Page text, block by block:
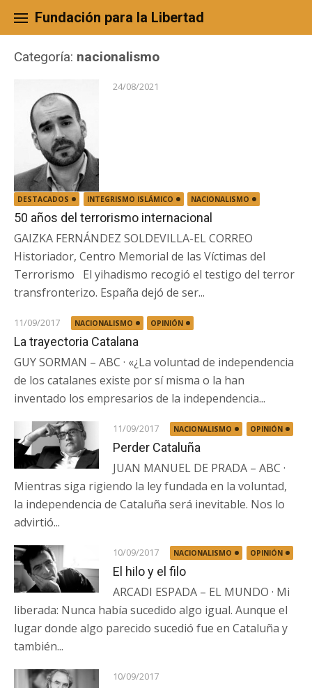
content
Fundación para la Libertad
Categoría: nacionalismo
24/08/2021
DESTACADOS INTEGRISMO ISLÁMICO NACIONALISMO
50 años del terrorismo internacional
GAIZKA FERNÁNDEZ SOLDEVILLA-EL CORREO
Historiador, Centro Memorial de las Víctimas del
Terrorismo El yihadismo recogió el testigo del terror
transfronterizo. España dejó de ser...
11/09/2017 NACIONALISMO OPINIÓN
La trayectoria Catalana
GUY SORMAN – ABC · «¿La voluntad de independencia
de los catalanes existe por sí misma o la han
inventado los empresarios de la independencia...
11/09/2017 NACIONALISMO OPINIÓN
Perder Cataluña
JUAN MANUEL DE PRADA – ABC ·
Mientras siga rigiendo la ley fundada en la voluntad,
la independencia de Cataluña será inevitable. Nos lo
advirtió...
10/09/2017 NACIONALISMO OPINIÓN
El hilo y el filo
ARCADI ESPADA – EL MUNDO · Mi
liberada: Nunca había sucedido algo igual. Aunque el
lugar donde algo parecido sucedió fue en Cataluña y
también...
10/09/2017